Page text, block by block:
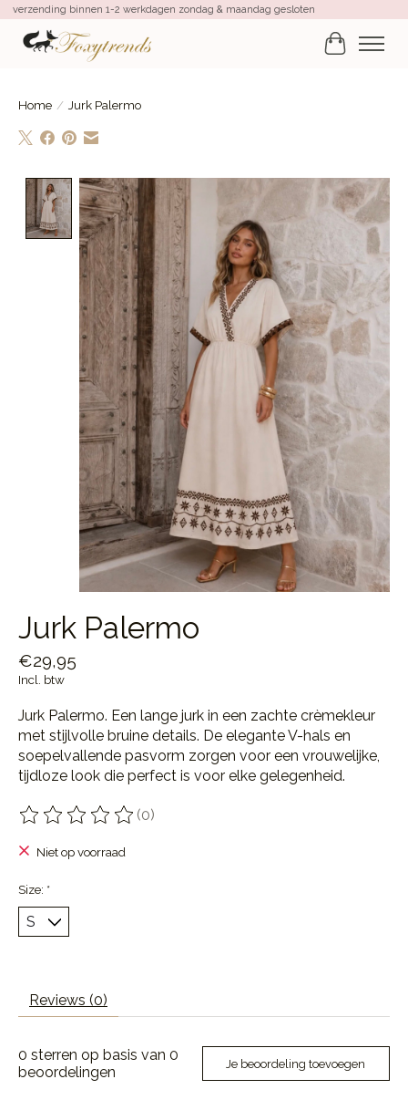
verzending binnen 1-2 werkdagen zondag & maandag gesloten
Home / Jurk Palermo
Product image slideshow Items
Jurk Palermo
€29,95
Incl. btw
Jurk Palermo. Een lange jurk in een zachte crèmekleur
met stijlvolle bruine details. De elegante V-hals en
soepelvallende pasvorm zorgen voor een vrouwelijke,
tijdloze look die perfect is voor elke gelegenheid.
De beoordeling van dit product is
(0)
Niet op voorraad
Size: *
Reviews (0)
0 sterren op basis van 0
beoordelingen
Je beoordeling toevoegen